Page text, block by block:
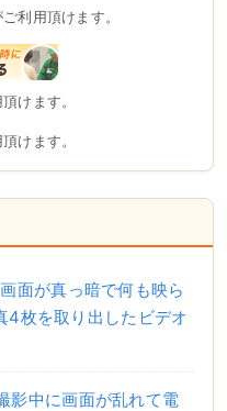
利用頂けます。
けます。
けます。
面が真っ暗で何も映ら
4枚を取り出したビデオ
影中に画面が乱れて電